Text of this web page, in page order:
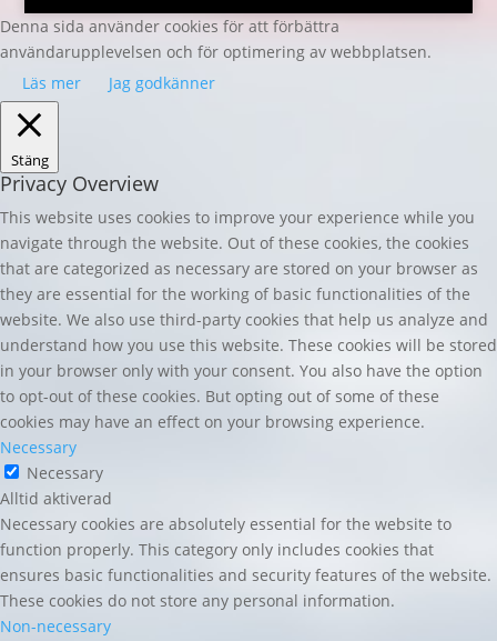
Denna sida använder cookies för att förbättra
användarupplevelsen och för optimering av webbplatsen.
Läs mer
Jag godkänner
Stäng
Privacy Overview
This website uses cookies to improve your experience while you
navigate through the website. Out of these cookies, the cookies
that are categorized as necessary are stored on your browser as
they are essential for the working of basic functionalities of the
website. We also use third-party cookies that help us analyze and
understand how you use this website. These cookies will be stored
in your browser only with your consent. You also have the option
to opt-out of these cookies. But opting out of some of these
cookies may have an effect on your browsing experience.
Necessary
Necessary
Alltid aktiverad
Necessary cookies are absolutely essential for the website to
function properly. This category only includes cookies that
ensures basic functionalities and security features of the website.
These cookies do not store any personal information.
Non-necessary